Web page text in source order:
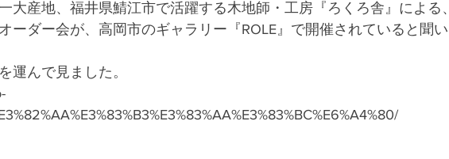
大産地、福井県鯖江市で活躍する木地師・工房『ろくろ舎』による、
ーダー会が、高岡市のギャラリー『ROLE』で開催されていると聞い
運んで見ました。